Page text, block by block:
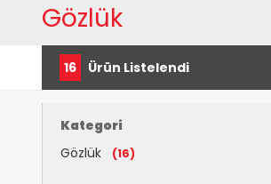
Gözlük
16 Ürün Listelendi
Kategori
Gözlük
(16)